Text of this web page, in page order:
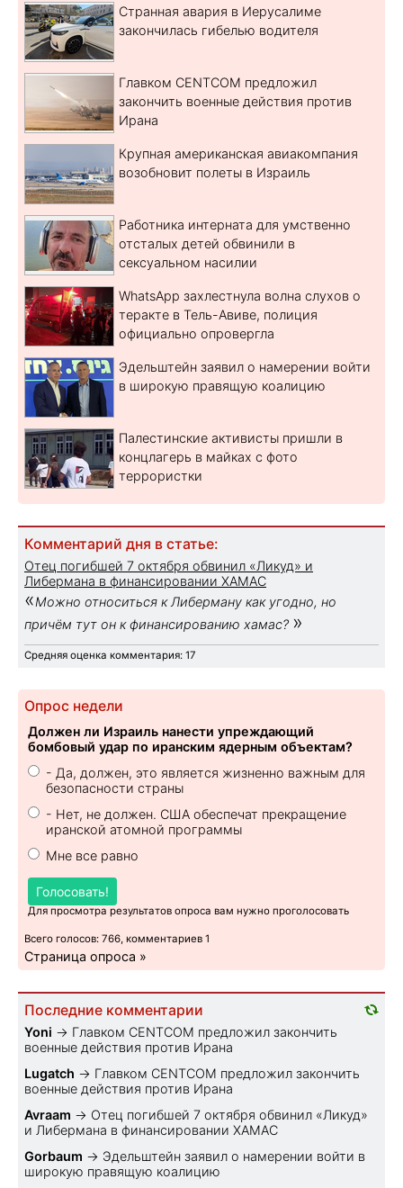
Странная авария в Иерусалиме
закончилась гибелью водителя
Главком CENTCOM предложил
закончить военные действия против
Ирана
Крупная американская авиакомпания
возобновит полеты в Израиль
Работника интерната для умственно
отсталых детей обвинили в
сексуальном насилии
WhatsApp захлестнула волна слухов о
теракте в Тель-Авиве, полиция
официально опровергла
Эдельштейн заявил о намерении войти
в широкую правящую коалицию
Палестинские активисты пришли в
концлагерь в майках с фото
террористки
Комментарий дня в статье:
Отец погибшей 7 октября обвинил «Ликуд» и
Либермана в финансировании ХАМАС
«Можно относиться к Либерману как угодно, но
причём тут он к финансированию хамас? »
Средняя оценка комментария: 17
Опрос недели
Должен ли Израиль нанести упреждающий
бомбовый удар по иранским ядерным объектам?
- Да, должен, это является жизненно важным для
безопасности страны
- Нет, не должен. США обеспечат прекращение
иранской атомной программы
Мне все равно
Голосовать!
Для просмотра результатов опроса вам нужно проголосовать
Всего голосов: 766, комментариев 1
Страница опроса »
Последние комментарии
Yoni → Главком CENTCOM предложил закончить
военные действия против Ирана
Lugatch → Главком CENTCOM предложил закончить
военные действия против Ирана
Avraam → Отец погибшей 7 октября обвинил «Ликуд»
и Либермана в финансировании ХАМАС
Gorbaum → Эдельштейн заявил о намерении войти в
широкую правящую коалицию